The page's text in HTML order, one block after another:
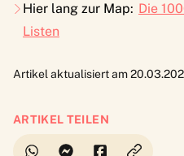
Hier lang zur Map: Die
Listen
Artikel aktualisiert am
ARTIKEL TEILEN